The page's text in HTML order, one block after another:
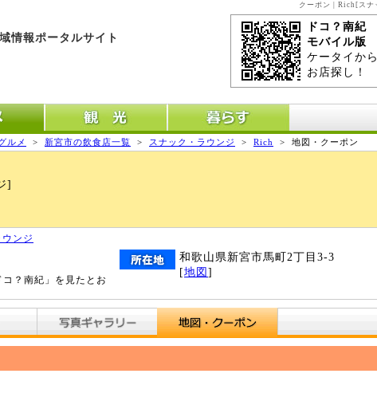
クーポン | Rich[スナ
情報ポータルサイト
ドコ？南紀
モバイル版
ケータイから
お店探し！
観光 暮らす
ルメ > 新宮市の飲食店一覧 > スナック・ラウンジ > Rich > 地図・クーポン
]
ンジ
？南紀」を見たとお
和歌山県新宮市馬町2丁目3-3
[地図 ]
写真ギャラリー 地図・クーポン